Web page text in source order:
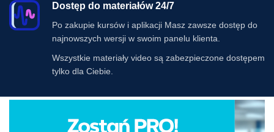
Dostęp do materiałów 24/7
Po zakupie kursów i aplikacji Masz zawsze dostęp do
najnowszych wersji w swoim panelu klienta.
Wszystkie materiały video są zabezpieczone dostępem
tylko dla Ciebie.